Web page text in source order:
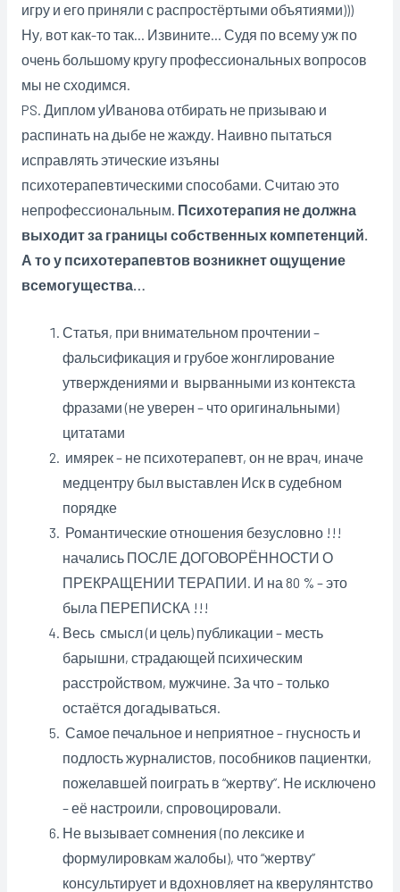
игру и его приняли с распростёртыми объятиями)))
Ну, вот как-то так… Извините… Судя по всему уж по
очень большому кругу профессиональных вопросов
мы не сходимся.
PS. Диплом уИванова отбирать не призываю и
распинать на дыбе не жажду. Наивно пытаться
исправлять этические изъяны
психотерапевтическими способами. Считаю это
непрофессиональным. Психотерапия не должна
выходит за границы собственных компетенций.
А то у психотерапевтов возникнет ощущение
всемогущества…
Статья, при внимательном прочтении –
фальсификация и грубое жонглирование
утверждениями и вырванными из контекста
фразами (не уверен – что оригинальными)
цитатами
имярек – не психотерапевт, он не врач, иначе
медцентру был выставлен Иск в судебном
порядке
Романтические отношения безусловно !!!
начались ПОСЛЕ ДОГОВОРЁННОСТИ О
ПРЕКРАЩЕНИИ ТЕРАПИИ. И на 80 % – это
была ПЕРЕПИСКА !!!
Весь смысл (и цель) публикации – месть
барышни, страдающей психическим
расстройством, мужчине. За что – только
остаётся догадываться.
Самое печальное и неприятное – гнусность и
подлость журналистов, пособников пациентки,
пожелавшей поиграть в “жертву”. Не исключено
– её настроили, спровоцировали.
Не вызывает сомнения (по лексике и
формулировкам жалобы), что “жертву”
консультирует и вдохновляет на кверулянтство